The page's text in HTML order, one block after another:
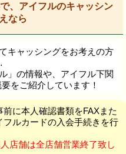
、アイフルのキャッシン
なら
キャッシングをお考えの方
」の情報や、アイフル下関
をご紹介しています！
に本人確認書類をFAXまた
ルカードの入会手続きを行
店舗は全店舗営業終了致し